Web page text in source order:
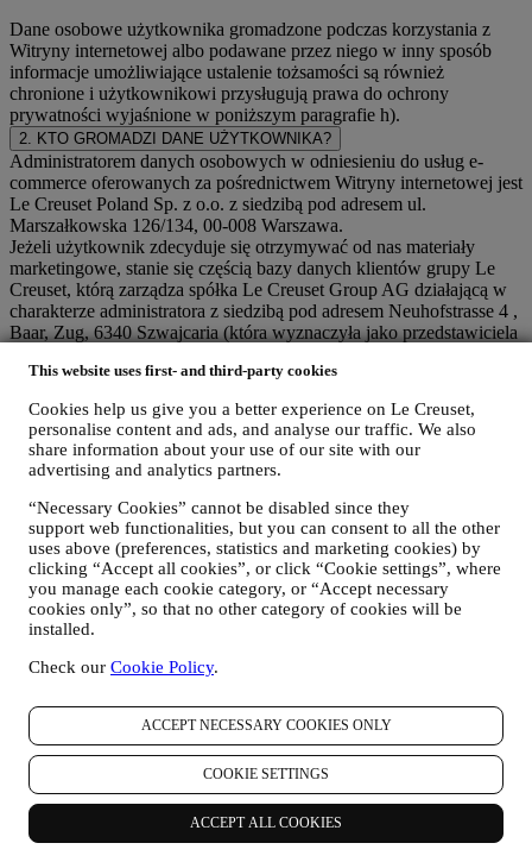
This website uses first- and third-party cookies
Cookies help us give you a better experience on Le Creuset,
personalise content and ads, and analyse our traffic. We also
share information about your use of our site with our
advertising and analytics partners.
“Necessary Cookies” cannot be disabled since they
support web functionalities, but you can consent to all the other
uses above (preferences, statistics and marketing cookies) by
clicking “Accept all cookies”, or click “Cookie settings”, where
you manage each cookie category, or “Accept necessary
cookies only”, so that no other category of cookies will be
installed.
Check our Cookie Policy.
ACCEPT NECESSARY COOKIES ONLY
COOKIE SETTINGS
ACCEPT ALL COOKIES
Dane osobowe użytkownika gromadzone podczas korzystania z
Witryny internetowej albo podawane przez niego w inny sposób
informacje umożliwiające ustalenie tożsamości są również
chronione i użytkownikowi przysługują prawa do ochrony
prywatności wyjaśnione w poniższym paragrafie h).
2. KTO GROMADZI DANE UŻYTKOWNIKA?
Administratorem danych osobowych w odniesieniu do usług e-
commerce oferowanych za pośrednictwem Witryny internetowej jest
Le Creuset Poland Sp. z o.o. z siedzibą pod adresem ul.
Marszałkowska 126/134, 00-008 Warszawa.
Jeżeli użytkownik zdecyduje się otrzymywać od nas materiały
marketingowe, stanie się częścią bazy danych klientów grupy Le
Creuset, którą zarządza spółka Le Creuset Group AG działającą w
charakterze administratora z siedzibą pod adresem Neuhofstrasse 4 ,
Baar, Zug, 6340 Szwajcaria (która wyznaczyła jako przedstawiciela
de Gracia 9, 2º, 08007 Barcelona, Hiszpania), w oparciu o umowę o
Group AG odpowiedzialną za ogólną strategię marketingową i
spersonalizowaną obsługę klienta; (b) lokalne podmioty Le Creuset
korzystające ze wspomnianej strategii i wdrażające ją, a także
niezależnie opracowujące komunikację/inicjatywy marketingowe
lokalnie w Polsce (c) obaj współadministratorzy zobowiązani do
rozpatrywania wniosków o prawa osoby, której dane dotyczą.
3. DLACZEGO GROMADZIMY TE DANE?
Dane osobowe mogą być przetwarzane do następujących celów:
W CELU WYPEŁNIENIA OBOWIĄZKÓW
PRAWNYCH
aby wypełnić nasze obowiązki prawne i inne obowiązki
W CELU UTWORZENIA KONTA LE CREUSET
Będziemy wykorzystywać dane osobowe użytkownika do
utworzenia konta Le Creuset, które umożliwi mu dostęp do
serii korzyści udostępnianych zarejestrowanym
użytkownikom w celu świadczenia im lepszych usług, np.
szybszej realizacji transakcji, zapisywania wielu adresów
dostawy, przeglądania i śledzenia zamówień. Tego rodzaju